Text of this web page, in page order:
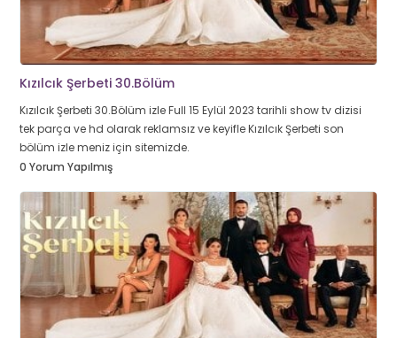
Kızılcık Şerbeti 30.Bölüm
Kızılcık Şerbeti 30.Bölüm izle Full 15 Eylül 2023 tarihli show tv dizisi
tek parça ve hd olarak reklamsız ve keyifle Kızılcık Şerbeti son
bölüm izle meniz için sitemizde.
0 Yorum Yapılmış